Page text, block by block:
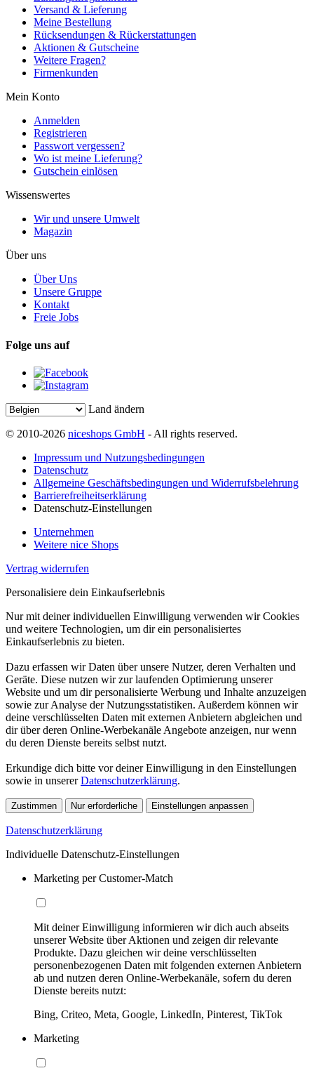
Versand & Lieferung
Meine Bestellung
Rücksendungen & Rückerstattungen
Aktionen & Gutscheine
Weitere Fragen?
Firmenkunden
Mein Konto
Anmelden
Registrieren
Passwort vergessen?
Wo ist meine Lieferung?
Gutschein einlösen
Wissenswertes
Wir und unsere Umwelt
Magazin
Über uns
Über Uns
Unsere Gruppe
Kontakt
Freie Jobs
Folge uns auf
Land ändern
© 2010-2026 niceshops GmbH - All rights reserved.
Impressum und Nutzungsbedingungen
Datenschutz
Allgemeine Geschäftsbedingungen und Widerrufsbelehrung
Barrierefreiheitserklärung
Datenschutz-Einstellungen
Unternehmen
Weitere nice Shops
Vertrag widerrufen
Personalisiere dein Einkaufserlebnis
Nur mit deiner individuellen Einwilligung verwenden wir Cookies
und weitere Technologien, um dir ein personalisiertes
Einkaufserlebnis zu bieten.
Dazu erfassen wir Daten über unsere Nutzer, deren Verhalten und
Geräte. Diese nutzen wir zur laufenden Optimierung unserer
Website und um dir personalisierte Werbung und Inhalte anzuzeigen
sowie zur Analyse der Nutzungsstatistiken. Außerdem können wir
deine verschlüsselten Daten mit externen Anbietern abgleichen und
dir über deren Online-Werbekanäle Angebote anzeigen, nur wenn
du deren Dienste bereits selbst nutzt.
Erkundige dich bitte vor deiner Einwilligung in den Einstellungen
sowie in unsererDatenschutzerklärung.
Zustimmen Nur erforderliche Einstellungen anpassen
Datenschutzerklärung
Individuelle Datenschutz-Einstellungen
Marketing per Customer-Match
Mit deiner Einwilligung informieren wir dich auch abseits
unserer Website über Aktionen und zeigen dir relevante
Produkte. Dazu gleichen wir deine verschlüsselten
personenbezogenen Daten mit folgenden externen Anbietern
ab und nutzen deren Online-Werbekanäle, sofern du deren
Dienste bereits nutzt:
Bing, Criteo, Meta, Google, LinkedIn, Pinterest, TikTok
Marketing